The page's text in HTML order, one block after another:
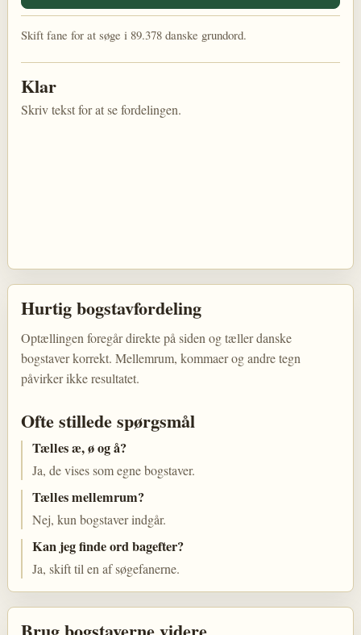
Skift fane for at søge i 89.378 danske grundord.
Klar
Skriv tekst for at se fordelingen.
Hurtig bogstavfordeling
Optællingen foregår direkte på siden og tæller danske
bogstaver korrekt. Mellemrum, kommaer og andre tegn
påvirker ikke resultatet.
Ofte stillede spørgsmål
Tælles æ, ø og å?
Ja, de vises som egne bogstaver.
Tælles mellemrum?
Nej, kun bogstaver indgår.
Kan jeg finde ord bagefter?
Ja, skift til en af søgefanerne.